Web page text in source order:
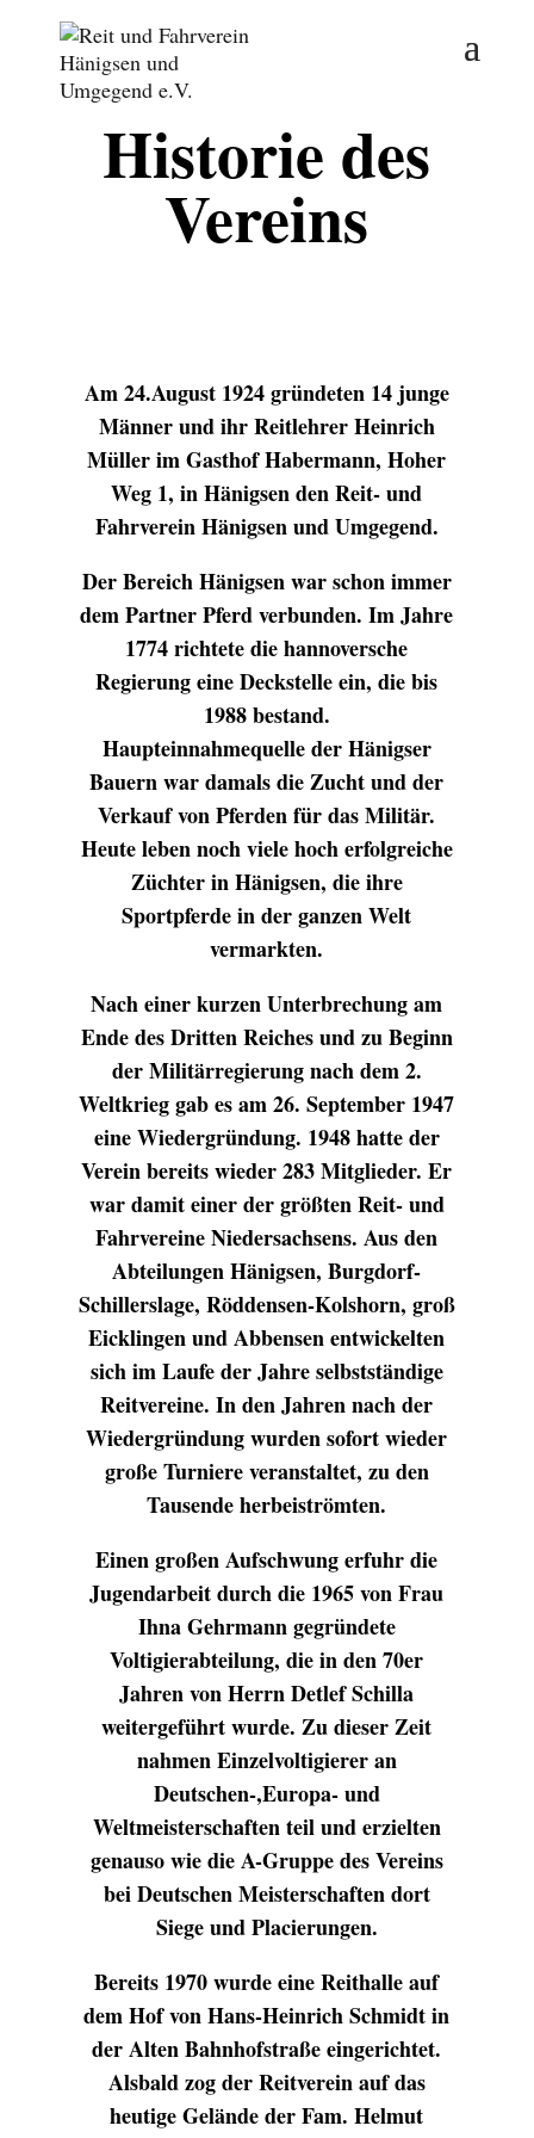
Historie des
Vereins
Am 24.August 1924 gründeten 14 junge
Männer und ihr Reitlehrer Heinrich
Müller im Gasthof Habermann, Hoher
Weg 1, in Hänigsen den Reit- und
Fahrverein Hänigsen und Umgegend.
Der Bereich Hänigsen war schon immer
dem Partner Pferd verbunden. Im Jahre
1774 richtete die hannoversche
Regierung eine Deckstelle ein, die bis
1988 bestand.
Haupteinnahmequelle der Hänigser
Bauern war damals die Zucht und der
Verkauf von Pferden für das Militär.
Heute leben noch viele hoch erfolgreiche
Züchter in Hänigsen, die ihre
Sportpferde in der ganzen Welt
vermarkten.
Nach einer kurzen Unterbrechung am
Ende des Dritten Reiches und zu Beginn
der Militärregierung nach dem 2.
Weltkrieg gab es am 26. September 1947
eine Wiedergründung. 1948 hatte der
Verein bereits wieder 283 Mitglieder. Er
war damit einer der größten Reit- und
Fahrvereine Niedersachsens. Aus den
Abteilungen Hänigsen, Burgdorf-
Schillerslage, Röddensen-Kolshorn, groß
Eicklingen und Abbensen entwickelten
sich im Laufe der Jahre selbstständige
Reitvereine. In den Jahren nach der
Wiedergründung wurden sofort wieder
große Turniere veranstaltet, zu den
Tausende herbeiströmten.
Einen großen Aufschwung erfuhr die
Jugendarbeit durch die 1965 von Frau
Ihna Gehrmann gegründete
Voltigierabteilung, die in den 70er
Jahren von Herrn Detlef Schilla
weitergeführt wurde. Zu dieser Zeit
nahmen Einzelvoltigierer an
Deutschen-,Europa- und
Weltmeisterschaften teil und erzielten
genauso wie die A-Gruppe des Vereins
bei Deutschen Meisterschaften dort
Siege und Placierungen.
Bereits 1970 wurde eine Reithalle auf
dem Hof von Hans-Heinrich Schmidt in
der Alten Bahnhofstraße eingerichtet.
Alsbald zog der Reitverein auf das
heutige Gelände der Fam. Helmut